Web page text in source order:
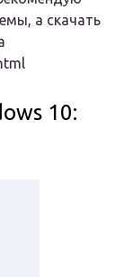
а скачать
10: